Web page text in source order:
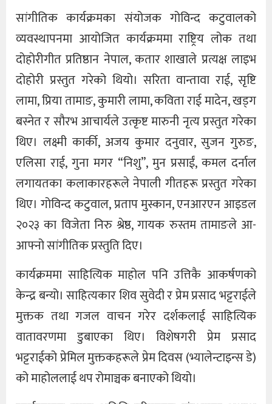
सांगीतिक कार्यक्रमका संयोजक गोविन्द कटुवालको
व्यवस्थापनमा आयोजित कार्यक्रममा राष्ट्रिय लोक तथा
दोहोरीगीत प्रतिष्ठान नेपाल, कतार शाखाले प्रत्यक्ष लाइभ
दोहोरी प्रस्तुत गरेको थियो। सरिता वान्तावा राई, सृष्टि
लामा, प्रिया तामाङ, कुमारी लामा, कविता राई मादेन, खड्ग
बस्नेत र सौरभ आचार्यले उत्कृष्ट मारुनी नृत्य प्रस्तुत गरेका
थिए। लक्ष्मी कार्की, अजय कुमार दनुवार, सुजन गुरुङ,
एलिसा राई, गुना मगर “निशु”, मुन प्रसाईं, कमल दर्नाल
लगायतका कलाकारहरूले नेपाली गीतहरू प्रस्तुत गरेका
थिए। गोविन्द कटुवाल, प्रताप मुस्कान, एनआरएन आइडल
२०२३ का विजेता निरु श्रेष्ठ, गायक रुस्तम तामाङले आ-
आफ्नो सांगीतिक प्रस्तुति दिए।
कार्यक्रममा साहित्यिक माहोल पनि उत्तिकै आकर्षणको
केन्द्र बन्यो। साहित्यकार शिव सुवेदी र प्रेम प्रसाद भट्टराईले
मुक्तक तथा गजल वाचन गरेर दर्शकलाई साहित्यिक
वातावरणमा डुबाएका थिए। विशेषगरी प्रेम प्रसाद
भट्टराईको प्रेमिल मुक्तकहरूले प्रेम दिवस (भ्यालेन्टाइन्स डे)
को माहोललाई थप रोमाञ्चक बनाएको थियो।